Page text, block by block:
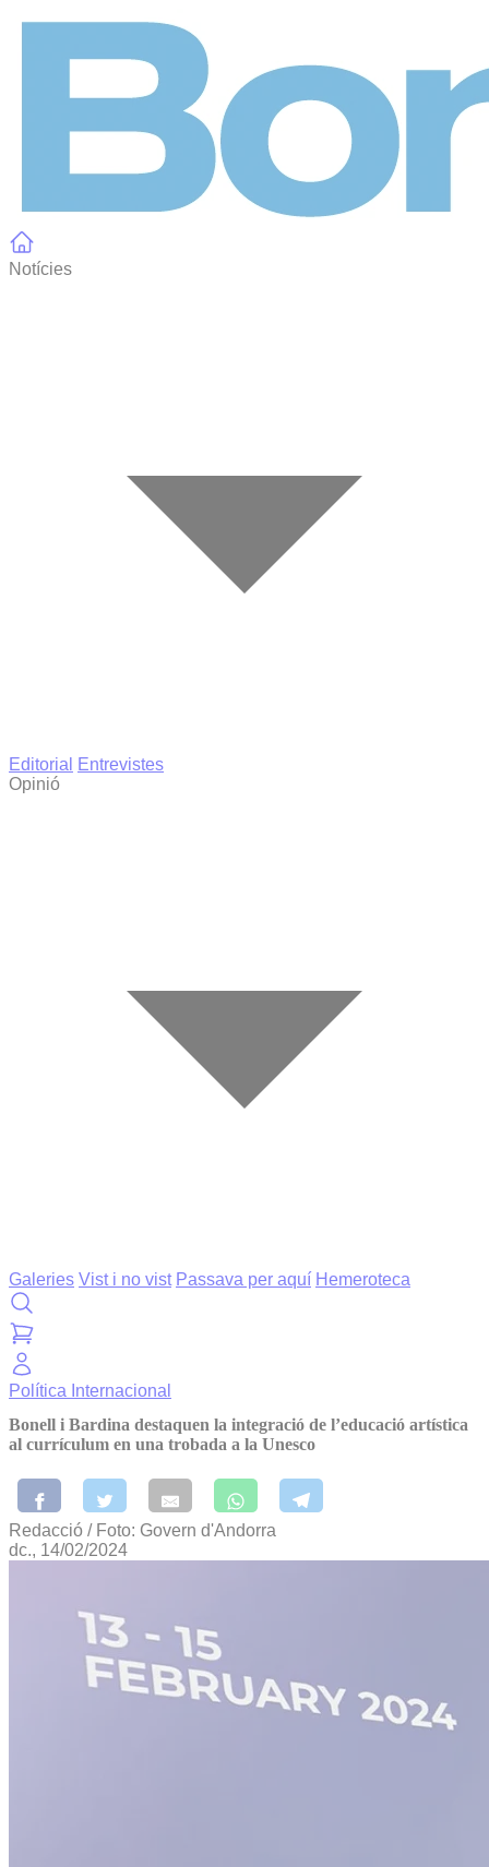
Notícies
Editorial
Entrevistes
Opinió
Galeries Vist i no vist Passava per aquí Hemeroteca
Política Internacional
Bonell i Bardina destaquen la integració de l’educació artística
al currículum en una trobada a la Unesco
Redacció / Foto: Govern d'Andorra
dc., 14/02/2024